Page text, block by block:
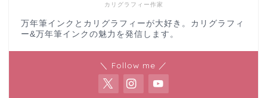
カリグラフィー作家
万年筆インクとカリグラフィーが大好き。カリグラフィ
ー&万年筆インクの魅力を発信します。
＼ Follow me ／